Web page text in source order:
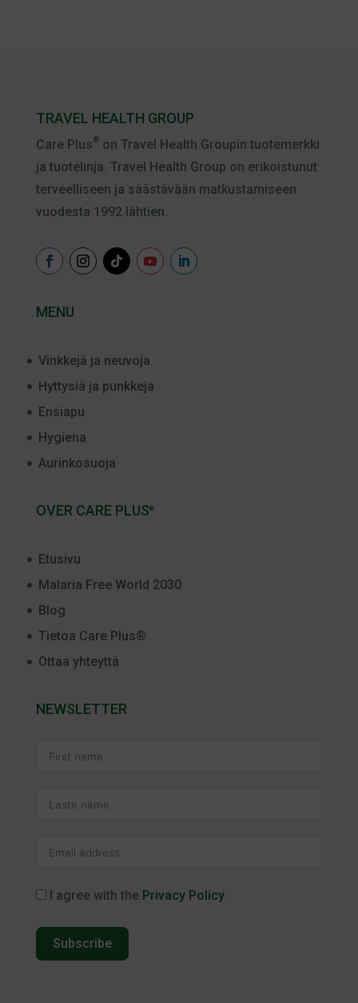
TRAVEL HEALTH GROUP
Care Plus®on Travel Health Groupin tuotemerkki
ja tuotelinja. Travel Health Group on erikoistunut
terveelliseen ja säästävään matkustamiseen
vuodesta 1992 lähtien.
MENU
Vinkkejä ja neuvoja
Hyttysiä ja punkkeja
Ensiapu
Hygiena
Aurinkosuoja
OVER CARE PLUS®
Etusivu
Malaria Free World 2030
Blog
Tietoa Care Plus®
Ottaa yhteyttä
NEWSLETTER
I agree with the Privacy Policy.
Subscribe